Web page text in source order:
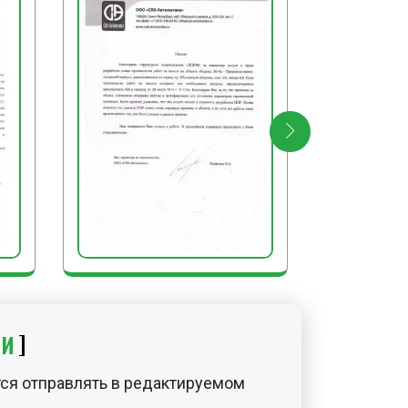
отправлять в редактируемом